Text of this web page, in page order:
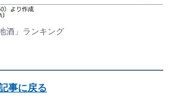
酒」ランキング
事に戻る